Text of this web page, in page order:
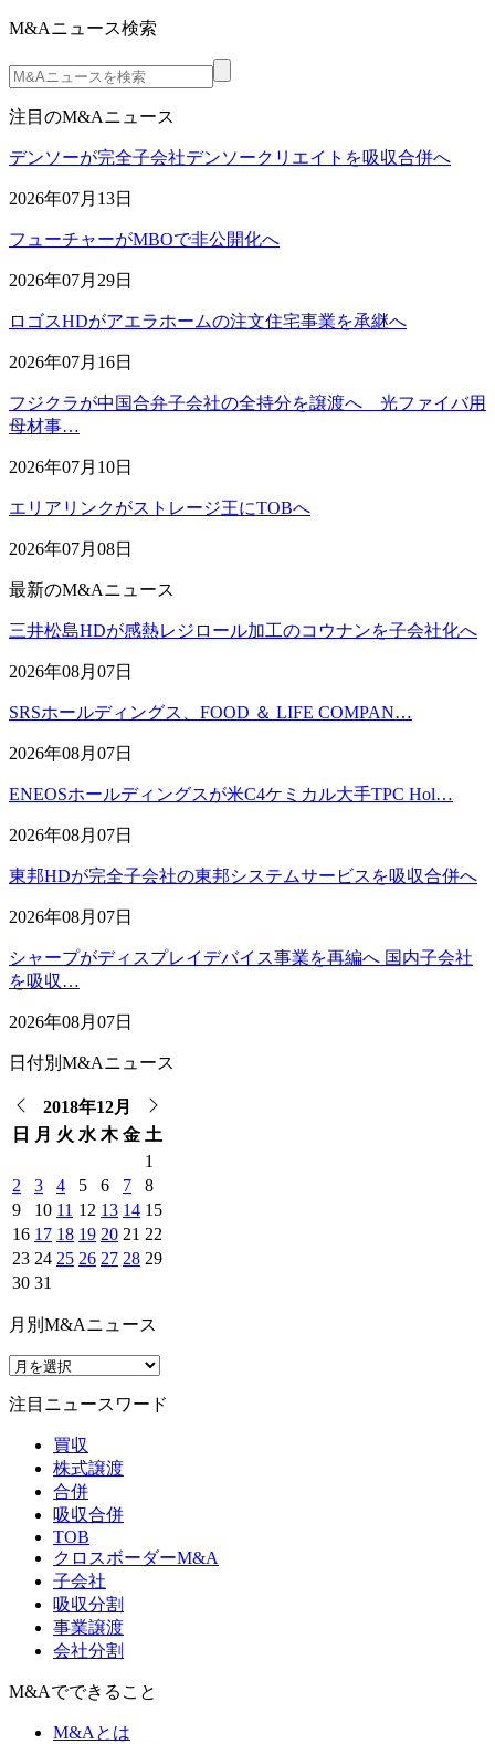
M&Aニュース検索
注目のM&Aニュース
デンソーが完全子会社デンソークリエイトを吸収合併へ
2026年07月13日
フューチャーがMBOで非公開化へ
2026年07月29日
ロゴスHDがアエラホームの注文住宅事業を承継へ
2026年07月16日
フジクラが中国合弁子会社の全持分を譲渡へ 光ファイバ用
母材事…
2026年07月10日
エリアリンクがストレージ王にTOBへ
2026年07月08日
最新のM&Aニュース
三井松島HDが感熱レジロール加工のコウナンを子会社化へ
2026年08月07日
SRSホールディングス、FOOD ＆ LIFE COMPAN…
2026年08月07日
ENEOSホールディングスが米C4ケミカル大手TPC Hol…
2026年08月07日
東邦HDが完全子会社の東邦システムサービスを吸収合併へ
2026年08月07日
シャープがディスプレイデバイス事業を再編へ 国内子会社
を吸収…
2026年08月07日
日付別M&Aニュース
2018年12月
日
月 火 水 木 金 土
1
2
3 4 5 6 7
8
9
10 11 12 13 14 15
16 17 18 19 20 21 22
23 24 25 26 27 28 29
30 31
月別M&Aニュース
注目ニュースワード
買収
株式譲渡
合併
吸収合併
TOB
クロスボーダーM&A
子会社
吸収分割
事業譲渡
会社分割
M&Aでできること
M&Aとは